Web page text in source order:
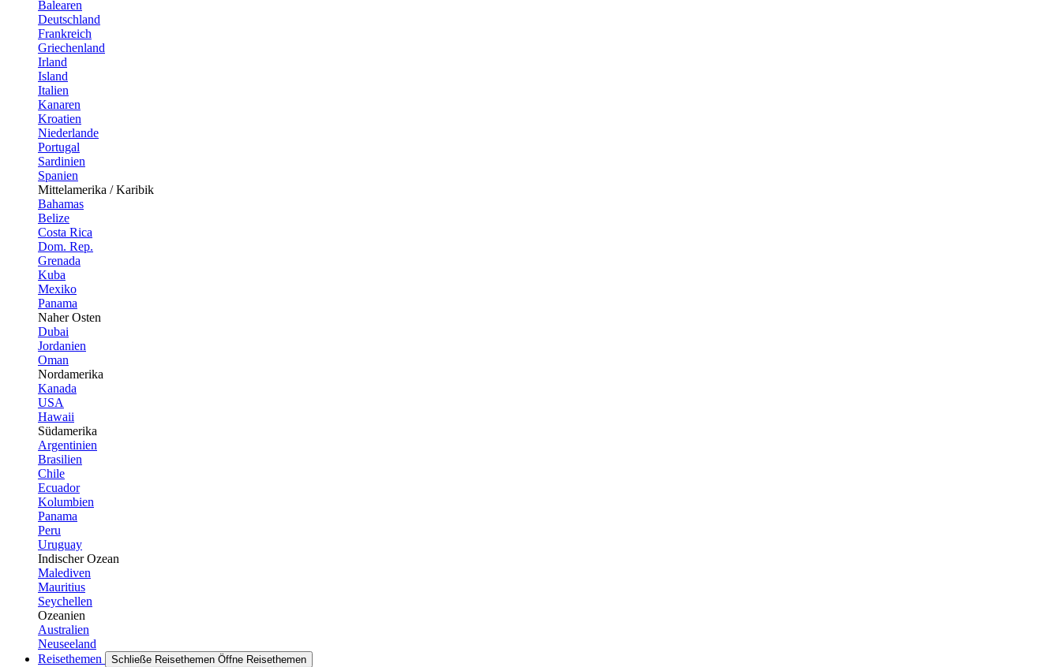
Balearen
Deutschland
Frankreich
Griechenland
Irland
Island
Italien
Kanaren
Kroatien
Niederlande
Portugal
Sardinien
Spanien
Mittelamerika / Karibik
Bahamas
Belize
Costa Rica
Dom. Rep.
Grenada
Kuba
Mexiko
Panama
Naher Osten
Dubai
Jordanien
Oman
Nordamerika
Kanada
USA
Hawaii
Südamerika
Argentinien
Brasilien
Chile
Ecuador
Kolumbien
Panama
Peru
Uruguay
Indischer Ozean
Malediven
Mauritius
Seychellen
Ozeanien
Australien
Neuseeland
Reisethemen
Schließe Reisethemen Öffne Reisethemen